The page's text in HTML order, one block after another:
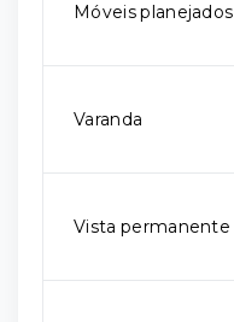
Móveis planejados
Varanda
Vista permanente